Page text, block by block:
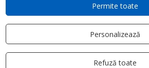
Permite toate
Personalizează
Refuză toate